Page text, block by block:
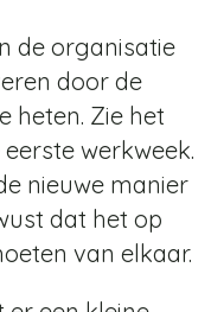
de organisatie
door de
heten. Zie het
werkweek.
nieuwe manier
dat het op
van elkaar.